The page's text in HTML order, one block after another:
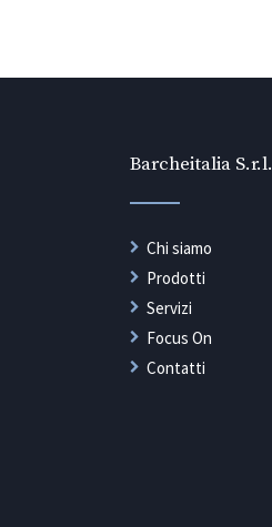
Barcheitalia S.r.l.
Chi siamo
Prodotti
Servizi
Focus On
Contatti